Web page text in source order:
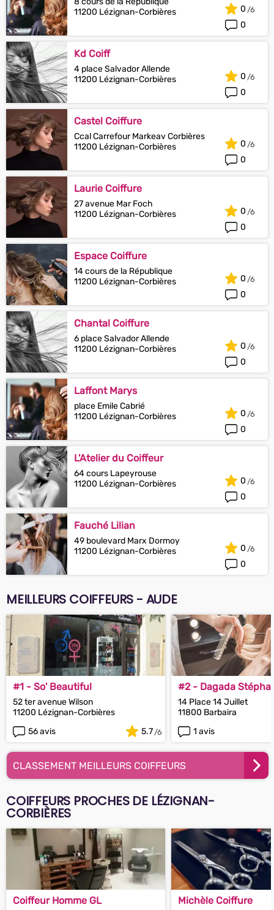
11200 Lézignan-Corbières
0
0
Kd Coiff
4 place Salvador Allende
11200 Lézignan-Corbières
0
0
Castel Coiffure
Ccal Carrefour Markeav Corbières
11200 Lézignan-Corbières
0
0
Laurie Coiffure
27 avenue Mar Foch
11200 Lézignan-Corbières
0
0
Espace Coiffure
14 cours de la République
11200 Lézignan-Corbières
0
0
Chantal Coiffure
6 place Salvador Allende
11200 Lézignan-Corbières
0
0
Laffont Marys
place Emile Cabrié
11200 Lézignan-Corbières
0
0
L'Atelier du Coiffeur
64 cours Lapeyrouse
11200 Lézignan-Corbières
0
0
Fauché Lilian
49 boulevard Marx Dormoy
11200 Lézignan-Corbières
0
0
MEILLEURS COIFFEURS - AUDE
#1 - So' Beautiful
52 ter avenue Wilson
11200 Lézignan-Corbières
56 avis
5.7
#2 - Dagada
14 Place 14 Juillet
11800 Barbaira
1 avis
CLASSEMENT MEILLEURS COIFFEURS
COIFFEURS PROCHES DE LÉZIGNAN-
CORBIÈRES
Coiffeur Homme GL Michèle Coiffure